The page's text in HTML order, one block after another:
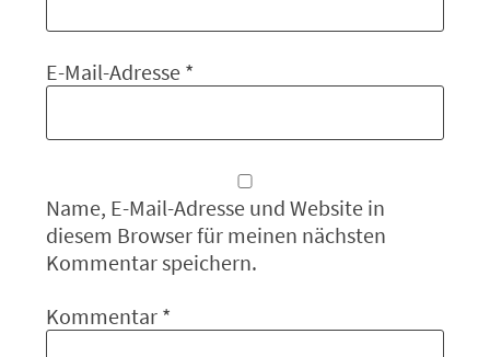
E-Mail-Adresse *
Name, E-Mail-Adresse und Website in
diesem Browser für meinen nächsten
Kommentar speichern.
Kommentar *